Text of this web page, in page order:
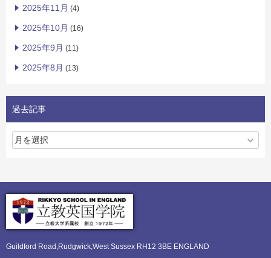
2025年11月 (4)
2025年10月 (16)
2025年9月 (11)
2025年8月 (13)
過去記事
Guildford Road,Rudgwick,West Sussex RH12 3BE ENGLAND